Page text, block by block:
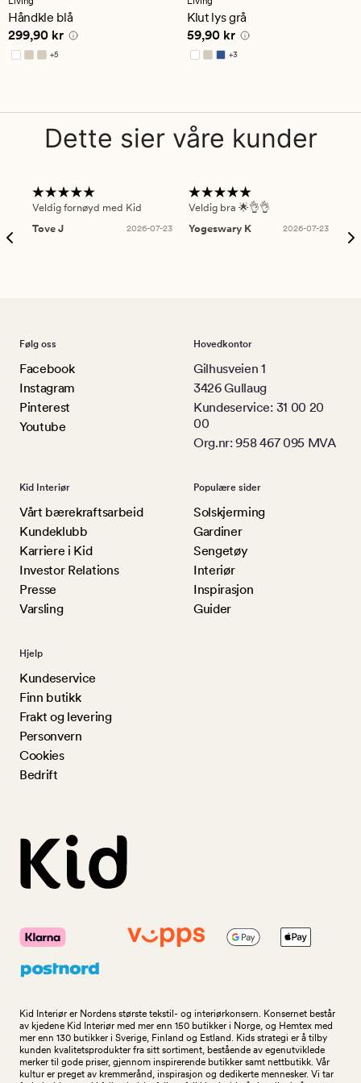
en
gjennomsnittlig
vurdering
på
4.5
Håndkle blå
Pris 299,90 kr
299,90 kr
+5
Tilgjengelig i flere farger
en
gjennomsnittlig
vurdering
på
4.5
Klut lys grå
Pris 59,90 kr
59,90 kr
+3
Tilgjengelig i flere farger
Dette sier våre kunder
Veldig fornøyd med Kid
Tove J
2026-07-23
Veldig bra 🌟👌👌
Yogeswary K
2026-07-23
Følg oss
Facebook
Instagram
Pinterest
Youtube
Hovedkontor
Gilhusveien 1
3426 Gullaug
Kundeservice: 31 00 20
00
Org.nr: 958 467 095 MVA
Kid Interiør
Vårt bærekraftsarbeid
Kundeklubb
Karriere i Kid
Investor Relations
Presse
Varsling
Populære sider
Solskjerming
Gardiner
Sengetøy
Interiør
Inspirasjon
Guider
Hjelp
Kundeservice
Finn butikk
Frakt og levering
Personvern
Cookies
Bedrift
Kid Interiør er Nordens største tekstil- og interiørkonsern. Konsernet består
av kjedene Kid Interiør med mer enn 150 butikker i Norge, og Hemtex med
mer enn 130 butikker i Sverige, Finland og Estland. Kids strategi er å tilby
kunden kvalitetsprodukter fra sitt sortiment, bestående av egenutviklede
merker til gode priser, gjennom inspirerende butikker samt nettbutikk. Vår
kultur er preget av kremmerånd, inspirasjon og dedikerte mennesker. Vi tar